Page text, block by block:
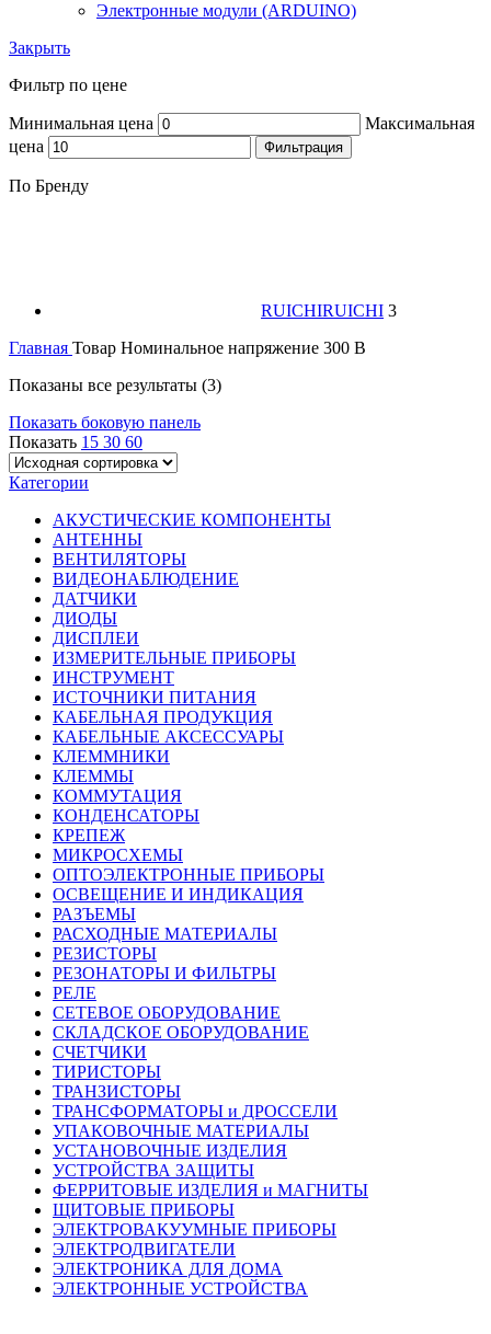
Электронные модули (ARDUINO)
Закрыть
Фильтр по цене
Минимальная цена
Максимальная
цена
Фильтрация
По Бренду
RUICHIRUICHI 3
Главная Товар Номинальное напряжение 300 B
Показаны все результаты (3)
Показать боковую панель
Показать 15 30 60
Категории
АКУСТИЧЕСКИЕ КОМПОНЕНТЫ
АНТЕННЫ
ВЕНТИЛЯТОРЫ
ВИДЕОНАБЛЮДЕНИЕ
ДАТЧИКИ
ДИОДЫ
ДИСПЛЕИ
ИЗМЕРИТЕЛЬНЫЕ ПРИБОРЫ
ИНСТРУМЕНТ
ИСТОЧНИКИ ПИТАНИЯ
КАБЕЛЬНАЯ ПРОДУКЦИЯ
КАБЕЛЬНЫЕ АКСЕССУАРЫ
КЛЕММНИКИ
КЛЕММЫ
КОММУТАЦИЯ
КОНДЕНСАТОРЫ
КРЕПЕЖ
МИКРОСХЕМЫ
ОПТОЭЛЕКТРОННЫЕ ПРИБОРЫ
ОСВЕЩЕНИЕ И ИНДИКАЦИЯ
РАЗЪЕМЫ
РАСХОДНЫЕ МАТЕРИАЛЫ
РЕЗИСТОРЫ
РЕЗОНАТОРЫ И ФИЛЬТРЫ
РЕЛЕ
СЕТЕВОЕ ОБОРУДОВАНИЕ
СКЛАДСКОЕ ОБОРУДОВАНИЕ
СЧЕТЧИКИ
ТИРИСТОРЫ
ТРАНЗИСТОРЫ
ТРАНСФОРМАТОРЫ и ДРОССЕЛИ
УПАКОВОЧНЫЕ МАТЕРИАЛЫ
УСТАНОВОЧНЫЕ ИЗДЕЛИЯ
УСТРОЙСТВА ЗАЩИТЫ
ФЕРРИТОВЫЕ ИЗДЕЛИЯ и МАГНИТЫ
ЩИТОВЫЕ ПРИБОРЫ
ЭЛЕКТРОВАКУУМНЫЕ ПРИБОРЫ
ЭЛЕКТРОДВИГАТЕЛИ
ЭЛЕКТРОНИКА ДЛЯ ДОМА
ЭЛЕКТРОННЫЕ УСТРОЙСТВА